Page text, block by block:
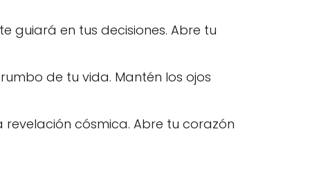
guiará en tus decisiones. Abre tu
de tu vida. Mantén los ojos
cósmica. Abre tu corazón